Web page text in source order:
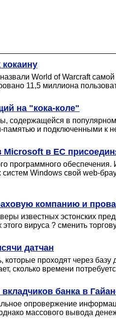
World of Warcraft
11,5 миллиона
на "кока-коле"
содержащейся в
памятью и подключенными
Microsoft в ЕС
программного
Windows свой web-
компанию и
известных эстонских
вируса ? сменить
датчан
проходят через
сколько времени
банка в
опровержение
массового вывода